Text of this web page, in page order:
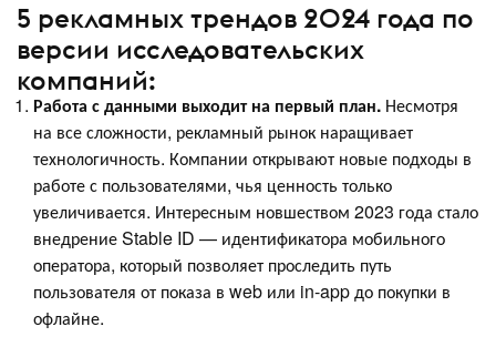
5 рекламных трендов 2024 года по
версии исследовательских
компаний:
Работа с данными выходит на первый план. Несмотря
на все сложности, рекламный рынок наращивает
технологичность. Компании открывают новые подходы в
работе с пользователями, чья ценность только
увеличивается. Интересным новшеством 2023 года стало
внедрение Stable ID — идентификатора мобильного
оператора, который позволяет проследить путь
пользователя от показа в web или in-app до покупки в
офлайне.